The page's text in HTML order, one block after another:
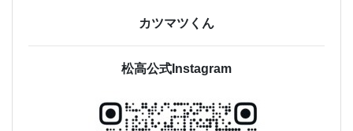
カツマツくん
松高公式Instagram